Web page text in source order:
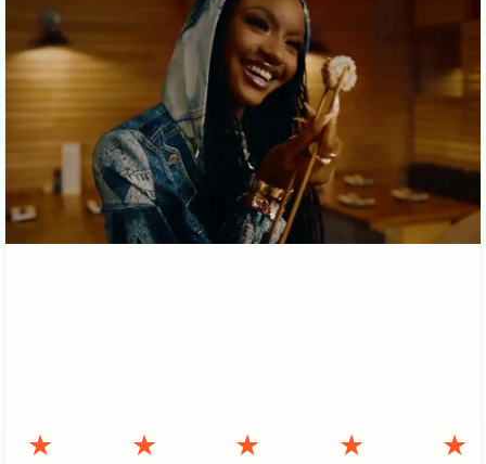
★ ★ ★ ★ ★